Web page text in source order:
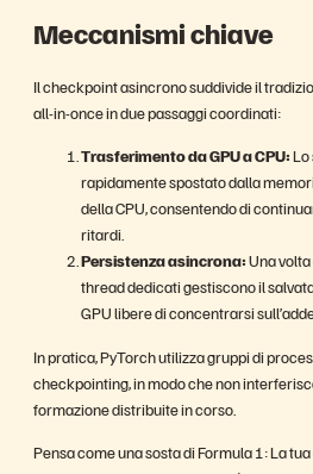
Meccanismi chiave
Il checkpoint asincrono suddivide il
all-in-once in due passaggi coordinati:
Trasferimento da GPU a CPU:Lo
rapidamente spostato dalla
della CPU, consentendo di
ritardi.
Persistenza asincrona:Una volta
thread dedicati gestiscono il
GPU libere di concentrarsi
In pratica, PyTorch utilizza gruppi di
checkpointing, in modo che non
formazione distribuite in corso.
Pensa come una sosta di Formula 1: La